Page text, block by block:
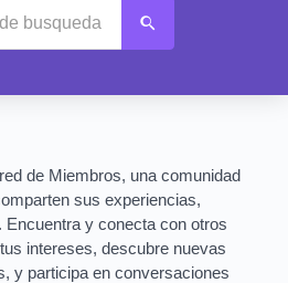
de Miembros, una comunidad
sus experiencias,
y conecta con otros
intereses, descubre nuevas
y participa en conversaciones